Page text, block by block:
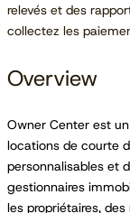
relevés et des
collectez les
Overview
Owner Center est
locations de courte
personnalisables et
gestionnaires
les propriétaires,